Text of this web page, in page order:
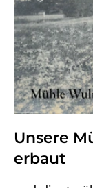
Unsere
erbaut